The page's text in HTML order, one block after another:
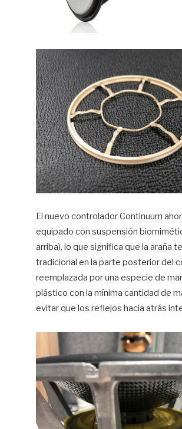
El nuevo controlador Continuum
equipado con suspensión
arriba), lo que significa que la araña
tradicional en la parte posterior del
reemplazada por una especie de
plástico con la mínima cantidad de
evitar que los reflejos hacia atrás